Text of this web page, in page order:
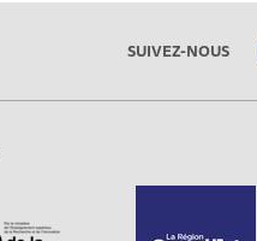
SUIVEZ-NOUS